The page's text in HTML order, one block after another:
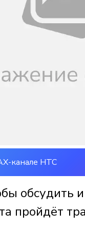
канале НТС
обсудить
пройдёт